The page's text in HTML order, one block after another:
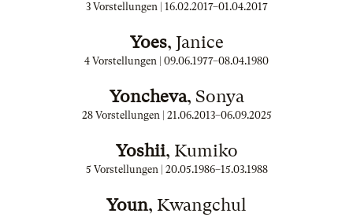
3 Vorstellungen | 16.02.2017–01.04.2017
Yoes, Janice
4 Vorstellungen | 09.06.1977–08.04.1980
Yoncheva, Sonya
28 Vorstellungen | 21.06.2013–06.09.2025
Yoshii, Kumiko
5 Vorstellungen | 20.05.1986–15.03.1988
Youn, Kwangchul